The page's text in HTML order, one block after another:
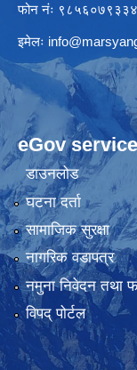
फोन नंः ९८५६०७९३३४
इमेलः
eGov
डाउनलोड
घटना दर्ता
सामाजिक सुरक्षा
नागरिक वडापत्र
नमुना निवेदन तथा
विपद् पोर्टल